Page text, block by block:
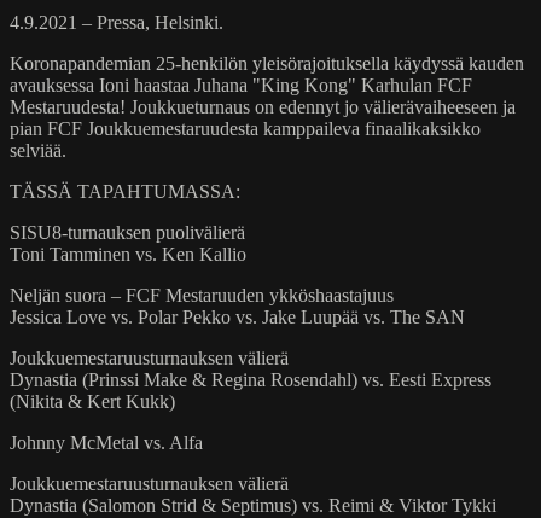
4.9.2021 – Pressa, Helsinki.
Koronapandemian 25-henkilön yleisörajoituksella käydyssä kauden
avauksessa Ioni haastaa Juhana "King Kong" Karhulan FCF
Mestaruudesta! Joukkueturnaus on edennyt jo välierävaiheeseen ja
pian FCF Joukkuemestaruudesta kamppaileva finaalikaksikko
selviää.
TÄSSÄ TAPAHTUMASSA:
SISU8-turnauksen puolivälierä
Toni Tamminen vs. Ken Kallio
Neljän suora – FCF Mestaruuden ykköshaastajuus
Jessica Love vs. Polar Pekko vs. Jake Luupää vs. The SAN
Joukkuemestaruusturnauksen välierä
Dynastia (Prinssi Make & Regina Rosendahl) vs. Eesti Express
(Nikita & Kert Kukk)
Johnny McMetal vs. Alfa
Joukkuemestaruusturnauksen välierä
Dynastia (Salomon Strid & Septimus) vs. Reimi & Viktor Tykki